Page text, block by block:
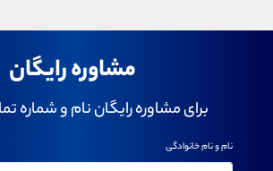
مشاوره رایگان
برای مشاوره رایگان نام و شماره
نام و نام خانوادگی